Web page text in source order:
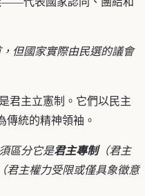
但國家實際由民選的議會
君主立憲制。它們以民主
傳統的精神領袖。
區分它是君主專制（君主
君主權力受限或僅具象徵意